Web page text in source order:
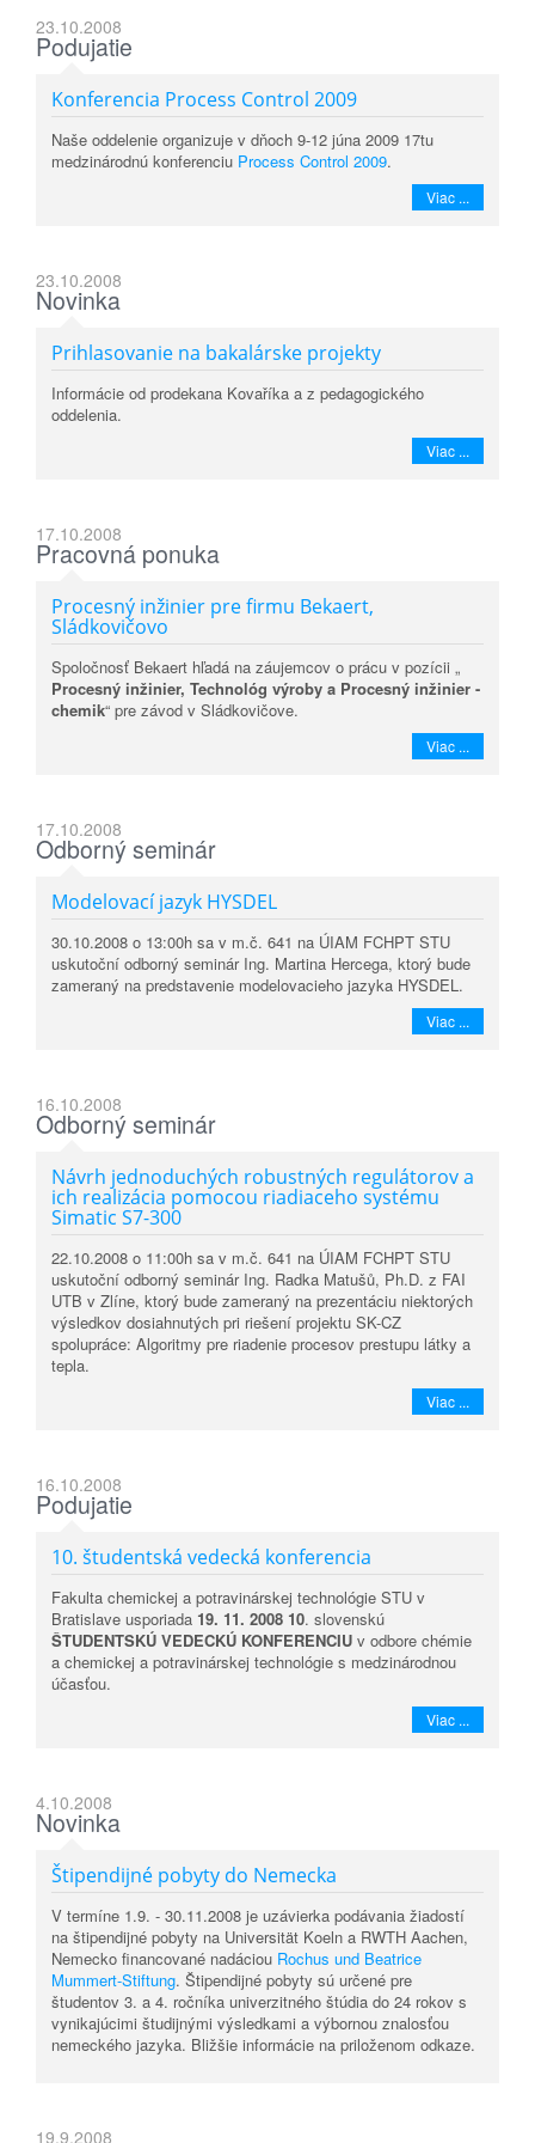
23.10.2008
Podujatie
Konferencia Process Control 2009
Naše oddelenie organizuje v dňoch 9-12 júna 2009 17tu
medzinárodnú konferenciu Process Control 2009.
Viac ...
23.10.2008
Novinka
Prihlasovanie na bakalárske projekty
Informácie od prodekana Kovaříka a z pedagogického
oddelenia.
Viac ...
17.10.2008
Pracovná ponuka
Procesný inžinier pre firmu Bekaert,
Sládkovičovo
Spoločnosť Bekaert hľadá na záujemcov o prácu v pozícii „
Procesný inžinier, Technológ výroby a Procesný inžinier -
chemik“ pre závod v Sládkovičove.
Viac ...
17.10.2008
Odborný seminár
Modelovací jazyk HYSDEL
30.10.2008 o 13:00h sa v m.č. 641 na ÚIAM FCHPT STU
uskutoční odborný seminár Ing. Martina Hercega, ktorý bude
zameraný na predstavenie modelovacieho jazyka HYSDEL.
Viac ...
16.10.2008
Odborný seminár
Návrh jednoduchých robustných regulátorov a
ich realizácia pomocou riadiaceho systému
Simatic S7-300
22.10.2008 o 11:00h sa v m.č. 641 na ÚIAM FCHPT STU
uskutoční odborný seminár Ing. Radka Matušů, Ph.D. z FAI
UTB v Zlíne, ktorý bude zameraný na prezentáciu niektorých
výsledkov dosiahnutých pri riešení projektu SK-CZ
spolupráce: Algoritmy pre riadenie procesov prestupu látky a
tepla.
Viac ...
16.10.2008
Podujatie
10. študentská vedecká konferencia
Fakulta chemickej a potravinárskej technológie STU v
Bratislave usporiada 19. 11. 2008 10. slovenskú
ŠTUDENTSKÚ VEDECKÚ KONFERENCIU v odbore chémie
a chemickej a potravinárskej technológie s medzinárodnou
účasťou.
Viac ...
4.10.2008
Novinka
Štipendijné pobyty do Nemecka
V termíne 1.9. - 30.11.2008 je uzávierka podávania žiadostí
na štipendijné pobyty na Universität Koeln a RWTH Aachen,
Nemecko financované nadáciou Rochus und Beatrice
Mummert-Stiftung. Štipendijné pobyty sú určené pre
študentov 3. a 4. ročníka univerzitného štúdia do 24 rokov s
vynikajúcimi študijnými výsledkami a výbornou znalosťou
nemeckého jazyka. Bližšie informácie na priloženom odkaze.
19.9.2008